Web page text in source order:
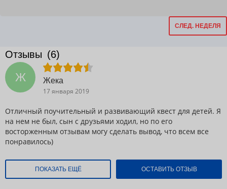
СЛЕД. НЕДЕЛЯ
Отзывы (6)
Ж
Жека
17 января 2019
Отличный поучительный и развивающий квест для детей. Я
на нем не был, сын с друзьями ходил, но по его
восторженным отзывам могу сделать вывод, что всем все
понравилось)
ПОКАЗАТЬ ЕЩЁ ОСТАВИТЬ ОТЗЫВ